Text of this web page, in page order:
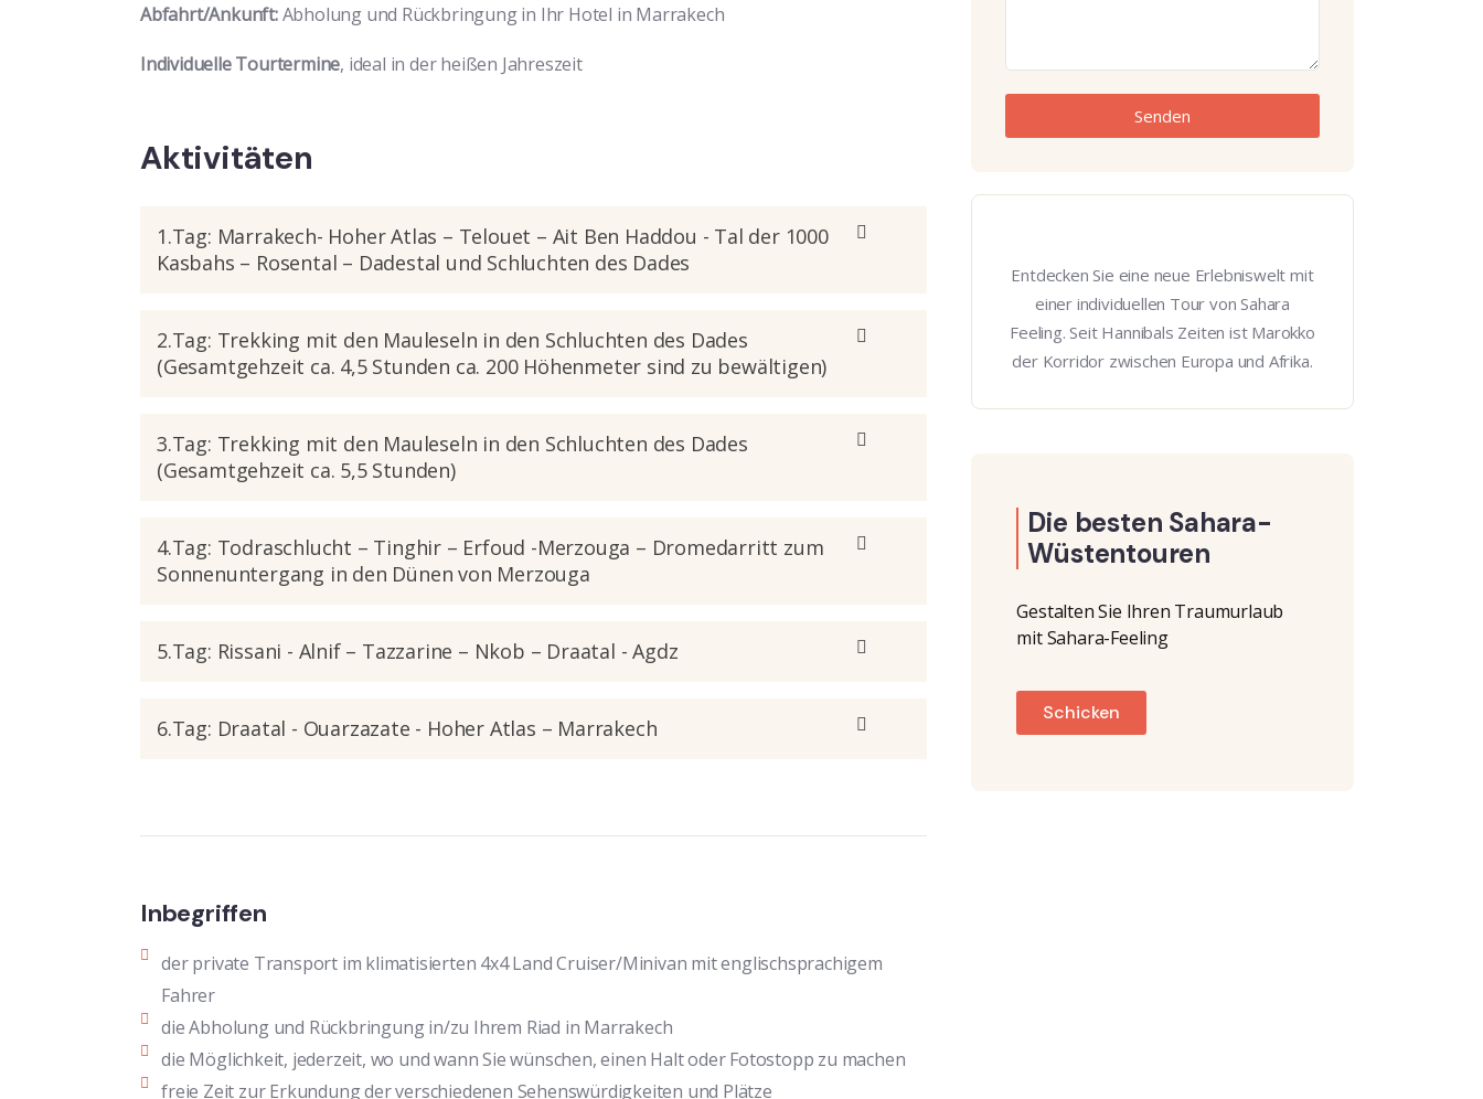
Abfahrt/Ankunft:Abholung und Rückbringung in Ihr Hotel in Marrakech
Individuelle Tourtermine, ideal in der heißen Jahreszeit
Aktivitäten
1.Tag: Marrakech- Hoher Atlas – Telouet – Ait Ben Haddou - Tal der 1000
Kasbahs – Rosental – Dadestal und Schluchten des Dades
2.Tag: Trekking mit den Mauleseln in den Schluchten des Dades
(Gesamtgehzeit ca. 4,5 Stunden ca. 200 Höhenmeter sind zu bewältigen)
3.Tag: Trekking mit den Mauleseln in den Schluchten des Dades
(Gesamtgehzeit ca. 5,5 Stunden)
4.Tag: Todraschlucht – Tinghir – Erfoud -Merzouga – Dromedarritt zum
Sonnenuntergang in den Dünen von Merzouga
5.Tag: Rissani - Alnif – Tazzarine – Nkob – Draatal - Agdz
6.Tag: Draatal - Ouarzazate - Hoher Atlas – Marrakech
Inbegriffen
der private Transport im klimatisierten 4x4 Land Cruiser/Minivan mit englischsprachigem
Fahrer
die Abholung und Rückbringung in/zu Ihrem Riad in Marrakech
die Möglichkeit, jederzeit, wo und wann Sie wünschen, einen Halt oder Fotostopp zu machen
freie Zeit zur Erkundung der verschiedenen Sehenswürdigkeiten und Plätze
Senden
Entdecken Sie eine neue Erlebniswelt mit
einer individuellen Tour von Sahara
Feeling. Seit Hannibals Zeiten ist Marokko
der Korridor zwischen Europa und Afrika.
Die besten Sahara-
Wüstentouren
Gestalten Sie Ihren Traumurlaub
mit Sahara-Feeling
Schicken